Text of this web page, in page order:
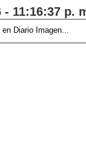
11:16:37 p.